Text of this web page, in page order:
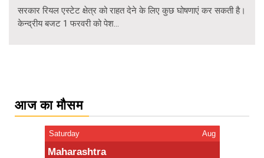
सरकार रियल एस्टेट क्षेत्र को राहत देने के लिए कुछ घोषणाएं कर सकती है।
केन्द्रीय बजट 1 फरवरी को पेश...
आज का मौसम
Saturday Aug
Maharashtra